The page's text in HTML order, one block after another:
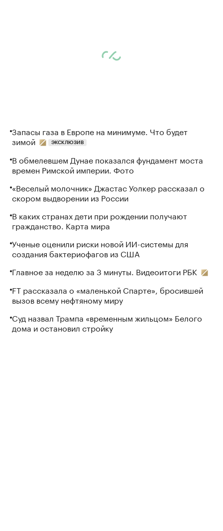
Запасы газа в Европе на минимуме. Что будет
зимой
ЭКСКЛЮЗИВ
В обмелевшем Дунае показался фундамент моста
времен Римской империи. Фото
«Веселый молочник» Джастас Уолкер рассказал о
скором выдворении из России
В каких странах дети при рождении получают
гражданство. Карта мира
Ученые оценили риски новой ИИ-системы для
создания бактериофагов из США
Главное за неделю за 3 минуты. Видеоитоги РБК
FT рассказала о «маленькой Спарте», бросившей
вызов всему нефтяному миру
Суд назвал Трампа «временным жильцом» Белого
дома и остановил стройку